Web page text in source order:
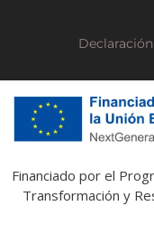
Financiado por el
Transformación y